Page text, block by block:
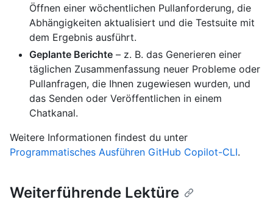
Öffnen einer wöchentlichen Pullanforderung, die
Abhängigkeiten aktualisiert und die Testsuite mit
dem Ergebnis ausführt.
Geplante Berichte – z. B. das Generieren einer
täglichen Zusammenfassung neuer Probleme oder
Pullanfragen, die Ihnen zugewiesen wurden, und
das Senden oder Veröffentlichen in einem
Chatkanal.
Weitere Informationen findest du unter
Programmatisches Ausführen GitHub Copilot-CLI.
Weiterführende Lektüre